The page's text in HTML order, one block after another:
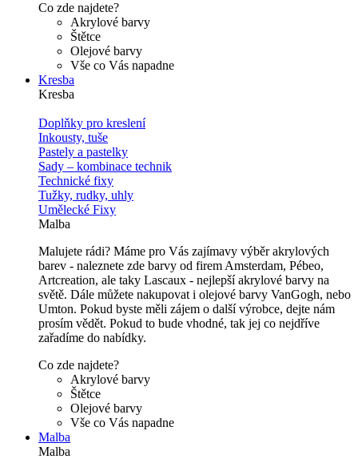
Co zde najdete?
Akrylové barvy
Štětce
Olejové barvy
Vše co Vás napadne
Kresba
Kresba
Doplňky pro kreslení
Inkousty, tuše
Pastely a pastelky
Sady – kombinace technik
Technické fixy
Tužky, rudky, uhly
Umělecké Fixy
Malba
Malujete rádi? Máme pro Vás zajímavy výběr akrylových
barev - naleznete zde barvy od firem Amsterdam, Pébeo,
Artcreation, ale taky Lascaux - nejlepší akrylové barvy na
světě. Dále můžete nakupovat i olejové barvy VanGogh, nebo
Umton. Pokud byste měli zájem o další výrobce, dejte nám
prosím vědět. Pokud to bude vhodné, tak jej co nejdříve
zařadíme do nabídky.
Co zde najdete?
Akrylové barvy
Štětce
Olejové barvy
Vše co Vás napadne
Malba
Malba